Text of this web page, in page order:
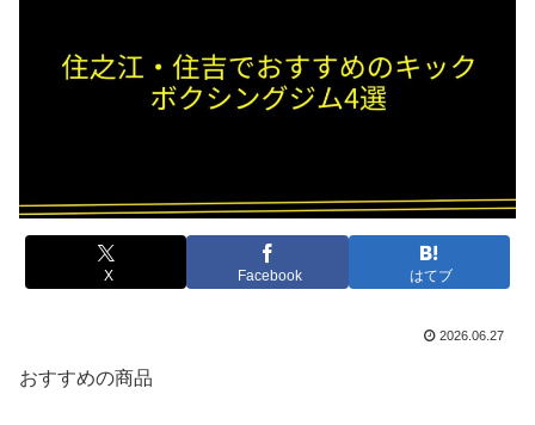
X Facebook はてブ
2026.06.27
おすすめの商品